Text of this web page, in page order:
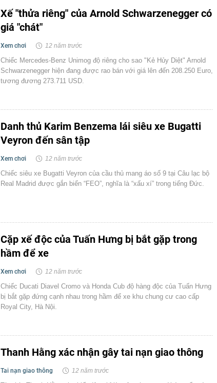
Xế "thửa riêng" của Arnold Schwarzenegger có
giá "chát"
Xem chơi 12 năm trước
Chiếc Mercedes-Benz Unimog độ riêng cho sao "Kẻ Hủy Diệt" Arnold
Schwarzenegger hiện đang được rao bán với giá lên đến 208.250 Euro,
tương đương 273.711 USD.
Danh thủ Karim Benzema lái siêu xe Bugatti
Veyron đến sân tập
Xem chơi 12 năm trước
Chiếc siêu xe Bugatti Veyron của cầu thủ mang áo số 9 tại Câu lạc bộ
Real Madrid được gắn biển “FEO”, nghĩa là “xấu xí” trong tiếng Đức.
Cặp xế độc của Tuấn Hưng bị bắt gặp trong
hầm để xe
Xem chơi 12 năm trước
Chiếc Ducati Diavel Cromo và Honda Cub độ hàng độc của Tuấn Hưng
bị bắt gặp đứng cạnh nhau trong hầm để xe khu chung cư cao cấp
Royal City, Hà Nội.
Thanh Hằng xác nhận gây tai nạn giao thông
Tai nạn giao thông 12 năm trước